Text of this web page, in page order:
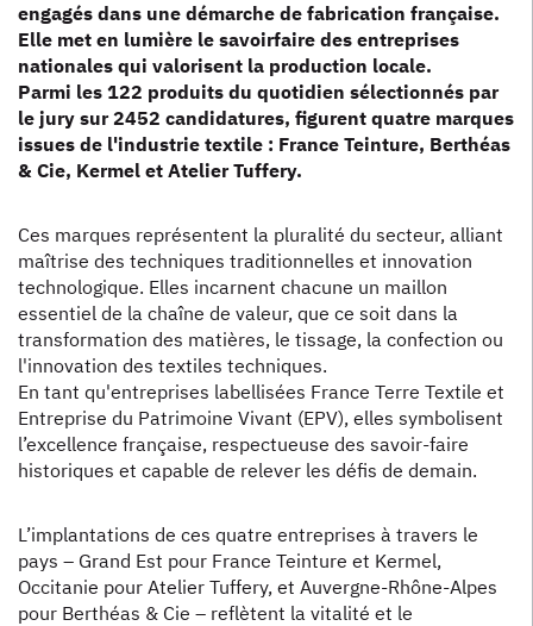
engagés dans une démarche de fabrication française.
Elle met en lumière le savoirfaire des entreprises
nationales qui valorisent la production locale.
Parmi les 122 produits du quotidien sélectionnés par
le jury sur 2452 candidatures, figurent quatre marques
issues de l'industrie textile : France Teinture, Berthéas
& Cie, Kermel et Atelier Tuffery.
Ces marques représentent la pluralité du secteur, alliant
maîtrise des techniques traditionnelles et innovation
technologique. Elles incarnent chacune un maillon
essentiel de la chaîne de valeur, que ce soit dans la
transformation des matières, le tissage, la confection ou
l'innovation des textiles techniques.
En tant qu'entreprises labellisées France Terre Textile et
Entreprise du Patrimoine Vivant (EPV), elles symbolisent
l’excellence française, respectueuse des savoir-faire
historiques et capable de relever les défis de demain.
L’implantations de ces quatre entreprises à travers le
pays – Grand Est pour France Teinture et Kermel,
Occitanie pour Atelier Tuffery, et Auvergne-Rhône-Alpes
pour Berthéas & Cie – reflètent la vitalité et le